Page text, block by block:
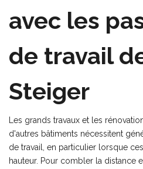
avec les
de travail
Steiger
Les grands travaux et les
d'autres bâtiments nécessitent
de travail, en particulier lorsque
hauteur. Pour combler la distance